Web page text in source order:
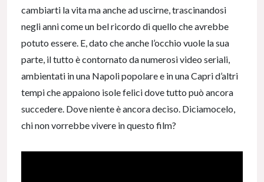
cambiarti la vita ma anche ad uscirne, trascinandosi
negli anni come un bel ricordo di quello che avrebbe
potuto essere. E, dato che anche l’occhio vuole la sua
parte, il tutto è contornato da numerosi video seriali,
ambientati in una Napoli popolare e in una Capri d’altri
tempi che appaiono isole felici dove tutto può ancora
succedere. Dove niente è ancora deciso. Diciamocelo,
chi non vorrebbe vivere in questo film?